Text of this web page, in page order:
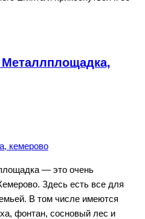
— это очень
Здесь есть все для
В том числе имеются
фонтан, сосновый лес и